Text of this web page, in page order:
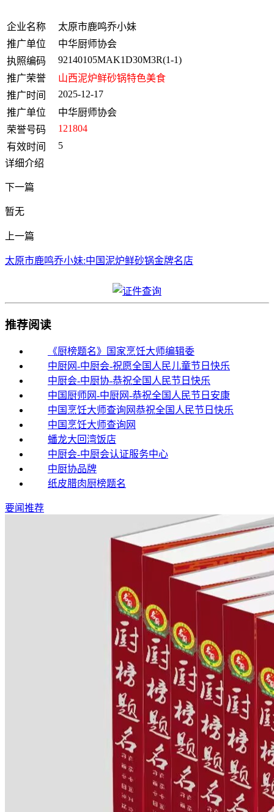
企业名称
太原市鹿鸣乔小妹
推广单位
中华厨师协会
执照编码
92140105MAK1D30M3R(1-1)
推广荣誉
山西泥炉鲜砂锅特色美食
推广时间
2025-12-17
推广单位
中华厨师协会
荣誉号码
121804
有效时间
5
详细介绍
下一篇
暂无
上一篇
太原市鹿鸣乔小妹:中国泥炉鲜砂锅金牌名店
推荐阅读
《厨榜题名》国家烹饪大师编辑委
中厨网-中厨会-祝愿全国人民儿童节日快乐
中厨会-中厨协-恭祝全国人民节日快乐
中国厨师网-中厨网-恭祝全国人民节日安康
中国烹饪大师查询网恭祝全国人民节日快乐
中国烹饪大师查询网
蟠龙大回湾饭店
中厨会-中厨会认证服务中心
中厨协品牌
纸皮腊肉厨榜题名
要闻推荐